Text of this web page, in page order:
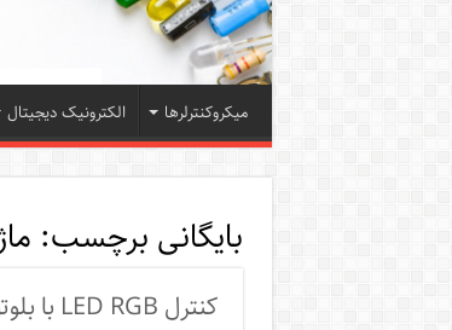
میکروکنترلرها الکترونیک دیجیتال
بایگانی برچسب:
کنترل LED RGB با بلوتوث